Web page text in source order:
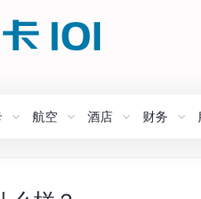
航空 酒店 财务